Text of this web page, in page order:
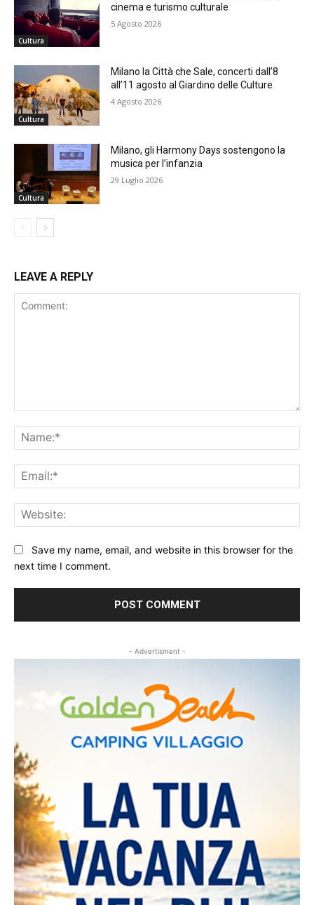
Cultura
cinema e turismo culturale
5 Agosto 2026
Cultura
Milano la Città che Sale, concerti dall’8
all’11 agosto al Giardino delle Culture
4 Agosto 2026
Cultura
Milano, gli Harmony Days sostengono la
musica per l’infanzia
29 Luglio 2026
LEAVE A REPLY
Save my name, email, and website in this browser for the
next time I comment.
- Advertisment -